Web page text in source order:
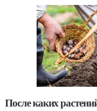
После каких